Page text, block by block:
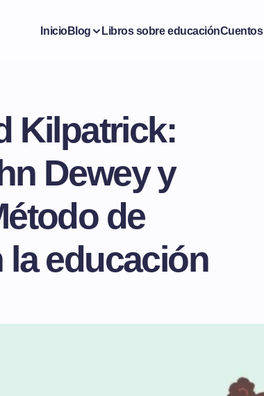
InicioBlog Libros sobre educación
Kilpatrick:
Dewey y
de
la educación